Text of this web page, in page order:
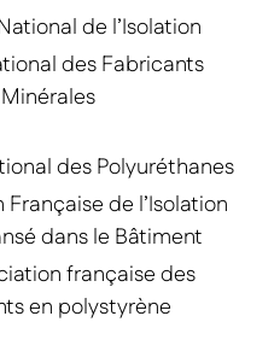
de l’Isolation
des Fabricants
des Polyuréthanes
Française de l’Isolation
dans le Bâtiment
française des
en polystyrène